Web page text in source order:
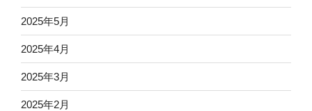
2025年5月
2025年4月
2025年3月
2025年2月